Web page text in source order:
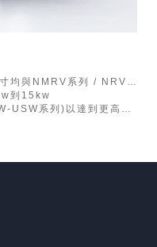
列 / NRV系列渦輪減速機完全兼容
到15kw
系列)以達到更高速比